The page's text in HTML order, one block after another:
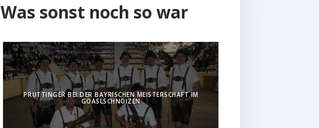
Was sonst noch so war
PRUTTINGER BEI DER BAYRISCHEN MEISTERSCHAFT IM
GOASLSCHNOIZEN